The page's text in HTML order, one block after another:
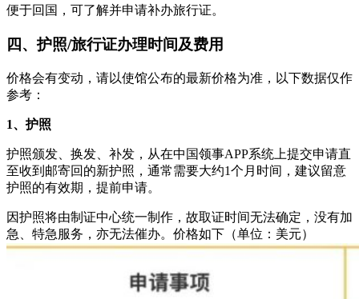
便于回国，可了解并申请补办旅行证。
四、护照/旅行证办理时间及费用
价格会有变动，请以使馆公布的最新价格为准，以下数据仅作
参考：
1、护照
护照颁发、换发、补发，从在中国领事APP系统上提交申请直
至收到邮寄回的新护照，通常需要大约1个月时间，建议留意
护照的有效期，提前申请。
因护照将由制证中心统一制作，故取证时间无法确定，没有加
急、特急服务，亦无法催办。价格如下（单位：美元）